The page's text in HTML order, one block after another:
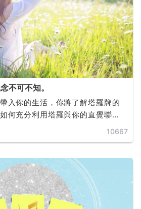
不可不知。
入你的生活，你將了解塔羅牌的
何充分利用塔羅與你的直覺聯
並實現目標和夢想。
10667